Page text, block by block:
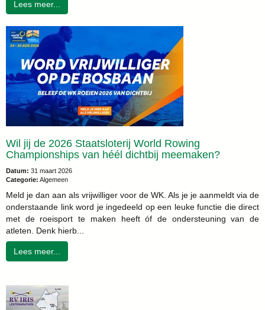
Lees meer...
Wil jij de 2026 Staatsloterij World Rowing
Championships van héél dichtbij meemaken?
Datum: 31 maart 2026
Categorie: Algemeen
Meld je dan aan als vrijwilliger voor de WK. Als je je aanmeldt via de
onderstaande link word je ingedeeld op een leuke functie die direct
met de roeisport te maken heeft óf de ondersteuning van de
atleten. Denk hierb...
Lees meer...